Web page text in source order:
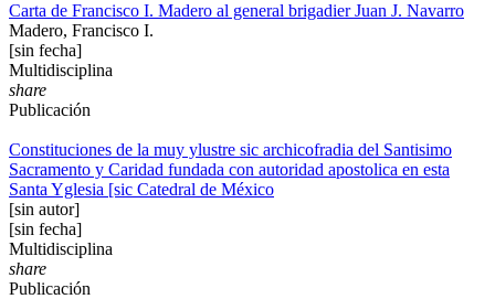
Carta de Francisco I. Madero al general brigadier Juan J. Navarro
Madero, Francisco I.
[sin fecha]
Multidisciplina
share
Publicación
Constituciones de la muy ylustre sic archicofradia del Santisimo
Sacramento y Caridad fundada con autoridad apostolica en esta
Santa Yglesia [sic Catedral de México
[sin autor]
[sin fecha]
Multidisciplina
share
Publicación